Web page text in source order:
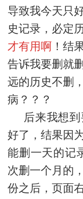
导致我今天只
史记录，必定
才有用啊 ！结
告诉我要删就
远的历史不删
病？？？
后来我想
好了，结果因
能删一天的记
次删一个月的
份之后，页面